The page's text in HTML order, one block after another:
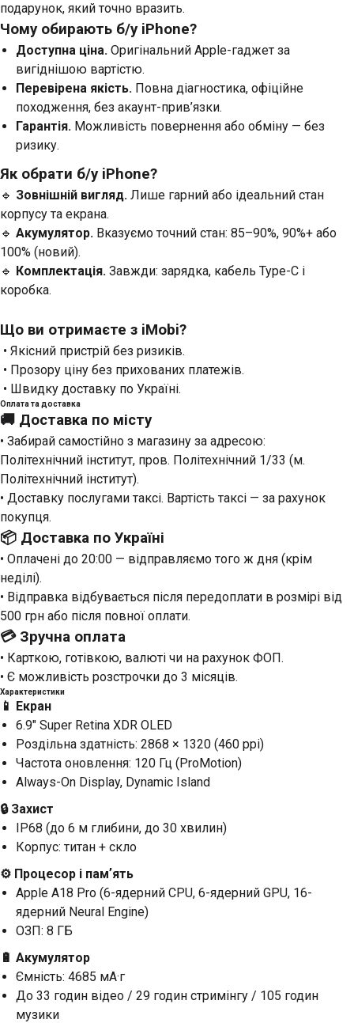
подарунок, який точно вразить.
Чому обирають б/у iPhone?
Доступна ціна. Оригінальний Apple-гаджет за
вигіднішою вартістю.
Перевірена якість. Повна діагностика, офіційне
походження, без акаунт-прив’язки.
Гарантія. Можливість повернення або обміну — без
ризику.
Як обрати б/у iPhone?
🔹 Зовнішній вигляд. Лише гарний або ідеальний стан
корпусу та екрана.
🔹 Акумулятор. Вказуємо точний стан: 85–90%, 90%+ або
100% (новий).
🔹 Комплектація. Завжди: зарядка, кабель Type-C і
коробка.
Що ви отримаєте з iMobi?
• Якісний пристрій без ризиків.
• Прозору ціну без прихованих платежів.
• Швидку доставку по Україні.
Оплата та доставка
🚚 Доставка по місту
• Забирай самостійно з магазину за адресою:
Політехнічний інститут, пров. Політехнічний 1/33 (м.
Політехнічний інститут).
• Доставку послугами таксі. Вартість таксі — за рахунок
покупця.
📦 Доставка по Україні
• Оплачені до 20:00 — відправляємо того ж дня (крім
неділі).
• Відправка відбувається після передоплати в розмірі від
500 грн або після повної оплати.
💳 Зручна оплата
• Карткою, готівкою, валюті чи на рахунок ФОП.
• Є можливість розстрочки до 3 місяців.
Характеристики
📱 Екран
6.9" Super Retina XDR OLED
Роздільна здатність: 2868 × 1320 (460 ppi)
Частота оновлення: 120 Гц (ProMotion)
Always-On Display, Dynamic Island
🔒 Захист
IP68 (до 6 м глибини, до 30 хвилин)
Корпус: титан + скло
⚙️ Процесор і памʼять
Apple A18 Pro (6-ядерний CPU, 6-ядерний GPU, 16-
ядерний Neural Engine)
ОЗП: 8 ГБ
🔋 Акумулятор
Ємність: 4685 мА·г
До 33 годин відео / 29 годин стримінгу / 105 годин
музики